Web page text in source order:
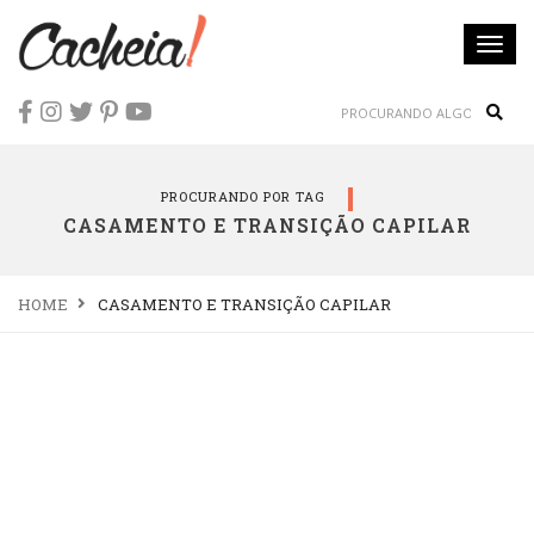
PROCURANDO POR TAG
CASAMENTO E TRANSIÇÃO CAPILAR
HOME CASAMENTO E TRANSIÇÃO CAPILAR